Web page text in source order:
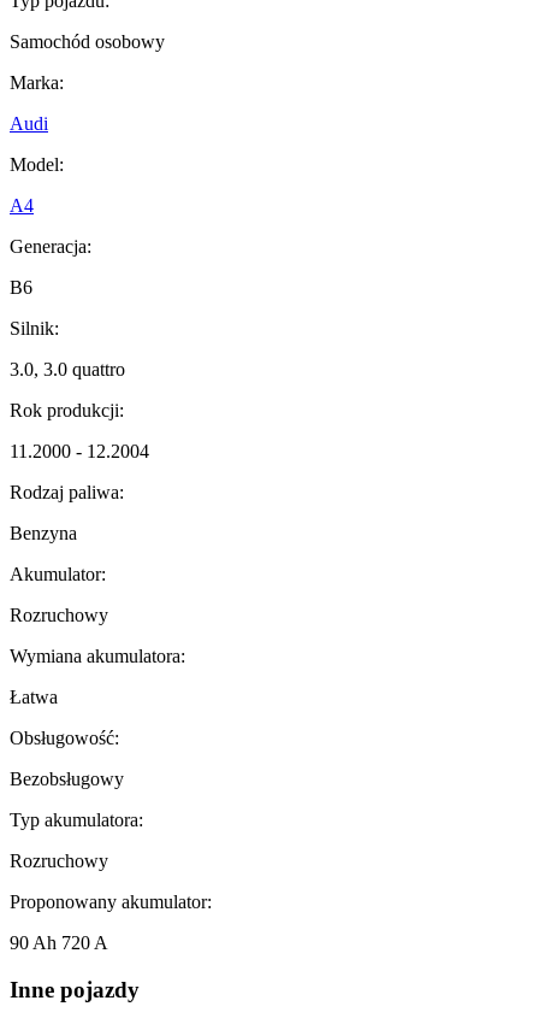
Samochód osobowy
Marka:
Audi
Model:
A4
Generacja:
B6
Silnik:
3.0, 3.0 quattro
Rok produkcji:
11.2000 - 12.2004
Rodzaj paliwa:
Benzyna
Akumulator:
Rozruchowy
Wymiana akumulatora:
Łatwa
Obsługowość:
Bezobsługowy
Typ akumulatora:
Rozruchowy
Proponowany akumulator:
90 Ah 720 A
Inne pojazdy